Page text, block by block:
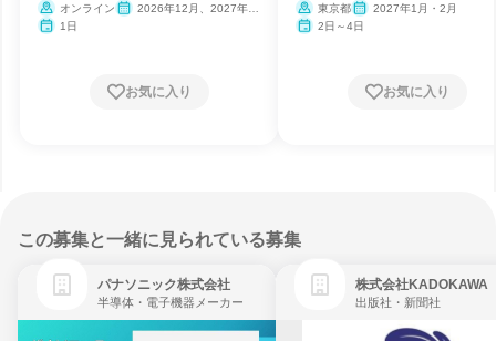
オンライン
2026年12月、2027年1
1日
お気に入り
東京都
2027年1月・2月
2日～4日
お気に入り
この募集と一緒に見られている募集
パナソニック株式会社
半導体・電子機器メーカー
株式会社KADOKAWA
出版社・新聞社